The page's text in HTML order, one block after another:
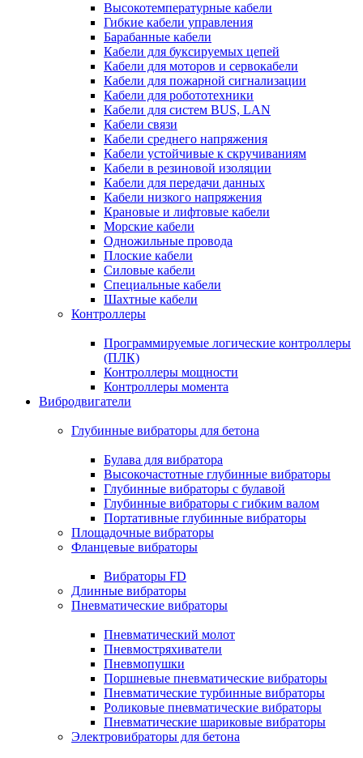
Высокотемпературные кабели
Гибкие кабели управления
Барабанные кабели
Кабели для буксируемых цепей
Кабели для моторов и сервокабели
Кабели для пожарной сигнализации
Кабели для робототехники
Кабели для систем BUS, LAN
Кабели связи
Кабели среднего напряжения
Кабели устойчивые к скручиваниям
Кабели в резиновой изоляции
Кабели для передачи данных
Кабели низкого напряжения
Крановые и лифтовые кабели
Морские кабели
Одножильные провода
Плоские кабели
Силовые кабели
Специальные кабели
Шахтные кабели
Контроллеры
Программируемые логические контроллеры
(ПЛК)
Контроллеры мощности
Контроллеры момента
Вибродвигатели
Глубинные вибраторы для бетона
Булава для вибратора
Высокочастотные глубинные вибраторы
Глубинные вибраторы с булавой
Глубинные вибраторы с гибким валом
Портативные глубинные вибраторы
Площадочные вибраторы
Фланцевые вибраторы
Вибраторы FD
Длинные вибраторы
Пневматические вибраторы
Пневматический молот
Пневмостряхиватели
Пневмопушки
Поршневые пневматические вибраторы
Пневматические турбинные вибраторы
Роликовые пневматические вибраторы
Пневматические шариковые вибраторы
Электровибраторы для бетона